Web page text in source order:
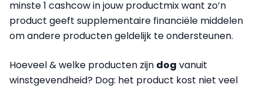
minste 1 cashcow in jouw productmix want zo’n
product geeft supplementaire financiële middelen
om andere producten geldelijk te ondersteunen.
Hoeveel & welke producten zijn dog vanuit
winstgevendheid? Dog: het product kost niet veel